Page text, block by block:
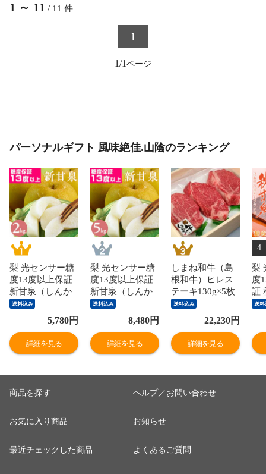
1 ～ 11 / 11 件
1
1/1
パーソナルギフト 風味絶佳.山陰のランキング
梨 光センサー糖
度13度以上保証
新甘泉（しんか
んせん）2kg詰
（5～6玉入） 鳥
取県産 なし 新甘
泉梨 赤秀 送料無
料（北海道・沖
送料込み
5,780円
詳細を見る
梨 光センサー糖
度13度以上保証
新甘泉（しんか
んせん）5kg詰
（8～18玉入）
鳥取県産 なし 新
甘泉梨 赤秀 送料
無料（北海道・
送料込み
8,480円
詳細を見る
しまね和牛（島
根和牛）ヒレス
テーキ130g×5枚
国産 牛肉 国産牛
和牛 黒毛和牛 最
高級 特選 厳選
送料無料（北海
道・沖縄を除
送料込み
22,230円
詳細を見る
4
梨
度
証
か
秀
海
送料
商品を探す
お気に入り商品
最近チェックした商品
ヘルプ／お問い合わせ
お知らせ
よくあるご質問